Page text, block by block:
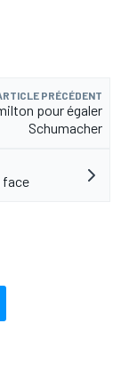
PRÉCÉDENT
pour égaler
Schumacher
face